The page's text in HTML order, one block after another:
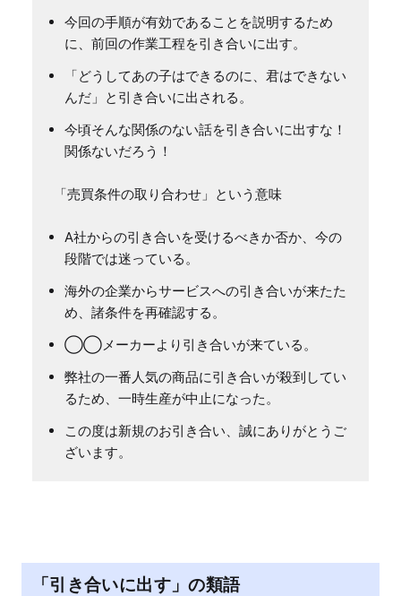
今回の手順が有効であることを説明するため
に、前回の作業工程を引き合いに出す。
「どうしてあの子はできるのに、君はできない
んだ」と引き合いに出される。
今頃そんな関係のない話を引き合いに出すな！
関係ないだろう！
A社からの引き合いを受けるべきか否か、今の
段階では迷っている。
海外の企業からサービスへの引き合いが来たた
め、諸条件を再確認する。
◯◯メーカーより引き合いが来ている。
弊社の一番人気の商品に引き合いが殺到してい
るため、一時生産が中止になった。
この度は新規のお引き合い、誠にありがとうご
ざいます。
「引き合いに出す」の類語